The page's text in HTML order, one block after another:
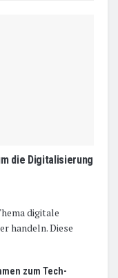
die Digitalisierung
digitale
handeln. Diese
zum Tech-